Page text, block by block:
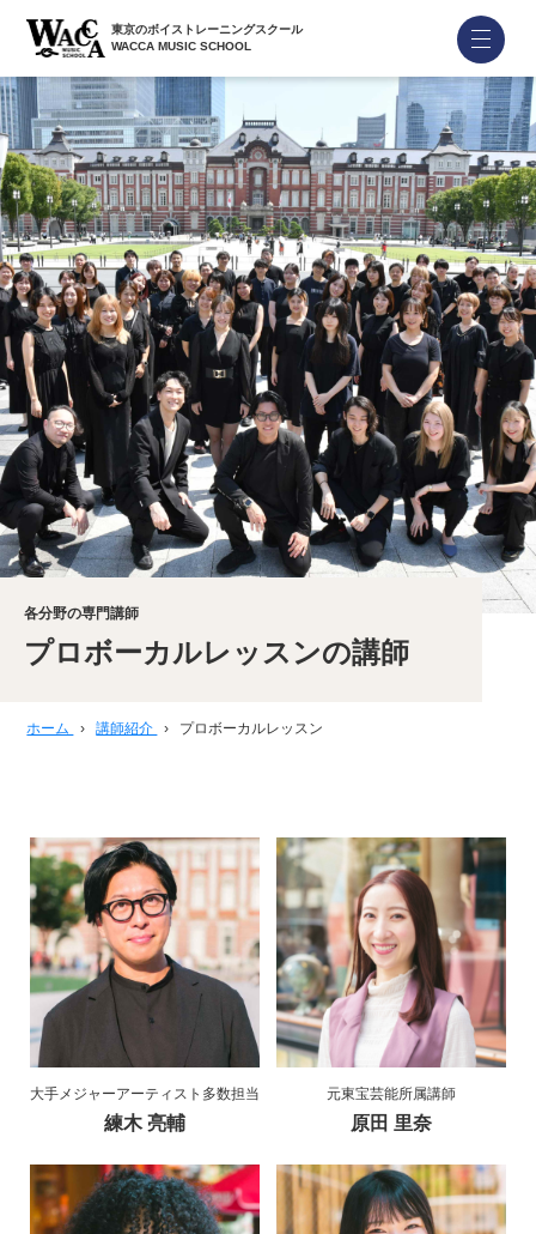
東京のボイストレーニングスクール
WACCA MUSIC SCHOOL
各分野の専門講師
プロボーカルレッスンの講師
ホーム › 講師紹介 › プロボーカルレッスン
大手メジャーアーティスト多数担当
練木 亮輔
元東宝芸能所属講師
原田 里奈